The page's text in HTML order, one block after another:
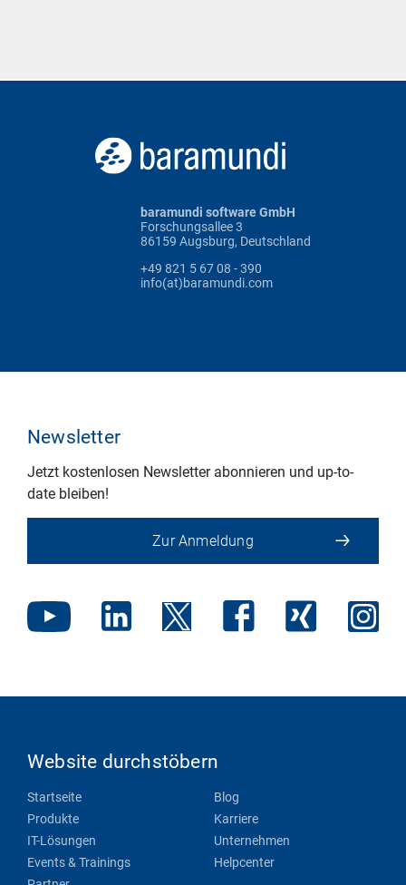
baramundi software GmbH
Forschungsallee 3
86159 Augsburg, Deutschland
+49 821 5 67 08 - 390
info(at)baramundi.com
Newsletter
Jetzt kostenlosen Newsletter abonnieren und up-to-
date bleiben!
Zur Anmeldung
Website durchstöbern
Startseite
Produkte
IT-Lösungen
Events & Trainings
Blog
Karriere
Unternehmen
Helpcenter